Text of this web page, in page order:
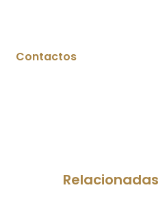
Contactos
Relacionadas